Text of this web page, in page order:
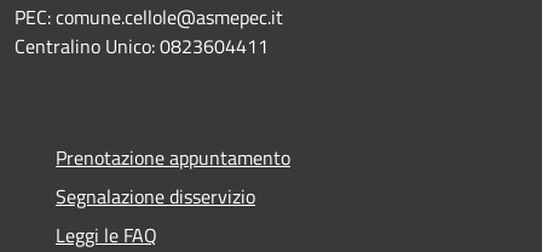
PEC: comune.cellole@asmepec.it
Centralino Unico: 0823604411
Prenotazione appuntamento
Segnalazione disservizio
Leggi le FAQ